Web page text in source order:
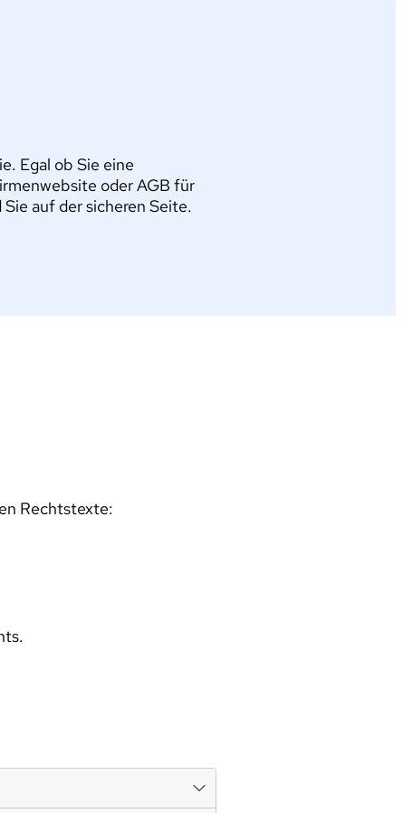
Egal ob Sie eine
oder AGB für
auf der sicheren Seite.
Rechtstexte: